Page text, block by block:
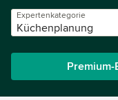
Expertenkategorie
Küchenplanung